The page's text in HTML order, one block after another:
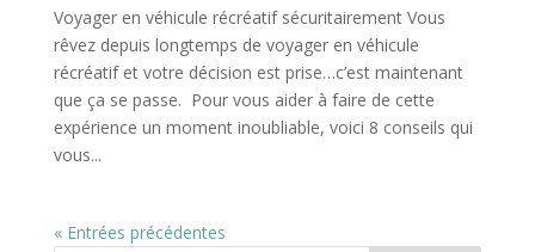
Voyager en véhicule récréatif sécuritairement Vous
rêvez depuis longtemps de voyager en véhicule
récréatif et votre décision est prise…c’est maintenant
que ça se passe. Pour vous aider à faire de cette
expérience un moment inoubliable, voici 8 conseils qui
vous...
« Entrées précédentes